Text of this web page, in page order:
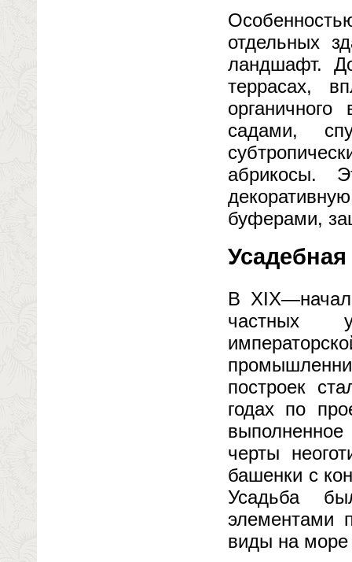
отдельных
ландшафт.
террасах,
садами,
абрикосы.
буферами,
В
частных
построек
годах по
черты
башенки с
Усадьба
элементами
виды на море